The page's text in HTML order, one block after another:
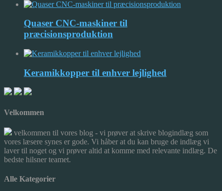
Quaser CNC-maskiner til
præcisionsproduktion
Keramikkopper til enhver lejlighed
Velkommen
velkommen til vores blog - vi prøver at skrive blogindlæg som
vores læsere synes er gode. Vi håber at du kan bruge de indlæg vi
laver til noget og vi prøver altid at komme med relevante indlæg. De
bedste hilsner teamet.
Alle Kategorier